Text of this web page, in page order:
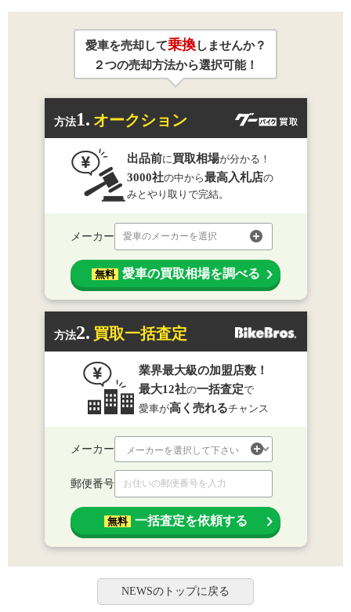
愛車を売却して乗換しませんか？
２つの売却方法から選択可能！
方法1. オークション
出品前に買取相場が分かる！
3000社の中から最高入札店の
みとやり取りで完結。
メーカー 愛車のメーカーを選択
無料 愛車の買取相場を調べる
方法2. 買取一括査定
業界最大級の加盟店数！
最大12社の一括査定で
愛車が高く売れるチャンス
メーカー
郵便番号
無料 一括査定を依頼する
NEWSのトップに戻る